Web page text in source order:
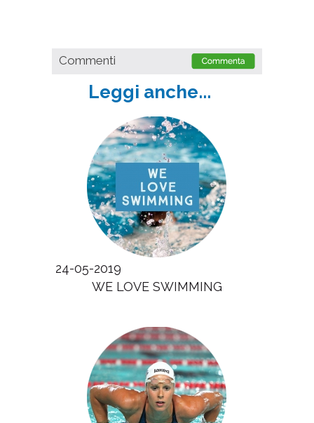
Commenti
Leggi anche...
24-05-2019
WE LOVE SWIMMING